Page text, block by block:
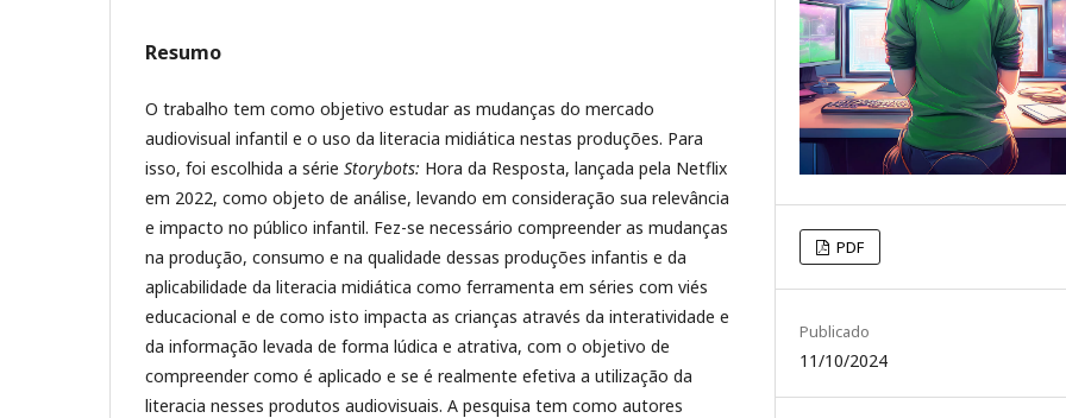
Resumo
O trabalho tem como objetivo estudar as mudanças do mercado
audiovisual infantil e o uso da literacia midiática nestas produções. Para
isso, foi escolhida a série Storybots: Hora da Resposta, lançada pela Netflix
em 2022, como objeto de análise, levando em consideração sua relevância
e impacto no público infantil. Fez-se necessário compreender as mudanças
na produção, consumo e na qualidade dessas produções infantis e da
aplicabilidade da literacia midiática como ferramenta em séries com viés
educacional e de como isto impacta as crianças através da interatividade e
da informação levada de forma lúdica e atrativa, com o objetivo de
compreender como é aplicado e se é realmente efetiva a utilização da
literacia nesses produtos audiovisuais. A pesquisa tem como autores
PDF
Publicado
11/10/2024